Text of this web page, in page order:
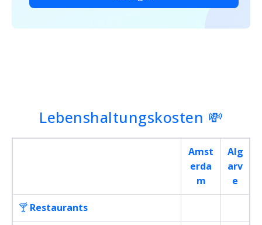
Lebenshaltungskosten 💸
Amst
erda
m
Alg
arv
e
🍸 Restaurants